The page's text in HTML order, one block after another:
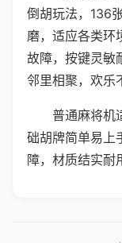
倒胡玩法，136
磨，适应各类环
故障，按键灵敏
邻里相聚，欢乐
普通麻将机
础胡牌简单易上
障，材质结实耐